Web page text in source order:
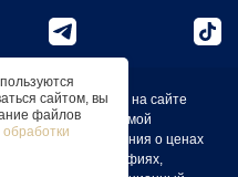
представленная на сайте
определяемой
кодекса РФ. Сведения о ценах
услуг на фотографиях,
сайтом, вы
файлов